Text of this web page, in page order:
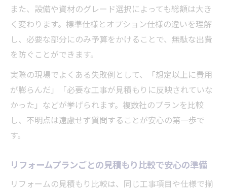
リフォームプラン作成の基本と予算管理の
考え方
段階的なリフォームプランで負担を抑える
工夫
リフォームプランを活かした計画的な進め
方
見積もり相談時に伝えたいリフォームプラ
ン希望
また、設備や資材のグレード選択によっても総額は大き
く変わります。標準仕様とオプション仕様の違いを理解
し、必要な部分にのみ予算をかけることで、無駄な出費
を防ぐことができます。
実際の現場でよくある失敗例として、「想定以上に費用
が膨らんだ」「必要な工事が見積もりに反映されていな
かった」などが挙げられます。複数社のプランを比較
し、不明点は遠慮せず質問することが安心の第一歩で
す。
リフォームプランごとの見積もり比較で安心の準備
リフォームの見積もり比較は、同じ工事項目や仕様で揃